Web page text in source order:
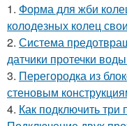
1. Форма для жби
колодезных колец
2. Система
датчики протечки
3. Перегородка из
стеновым
4. Как подключить